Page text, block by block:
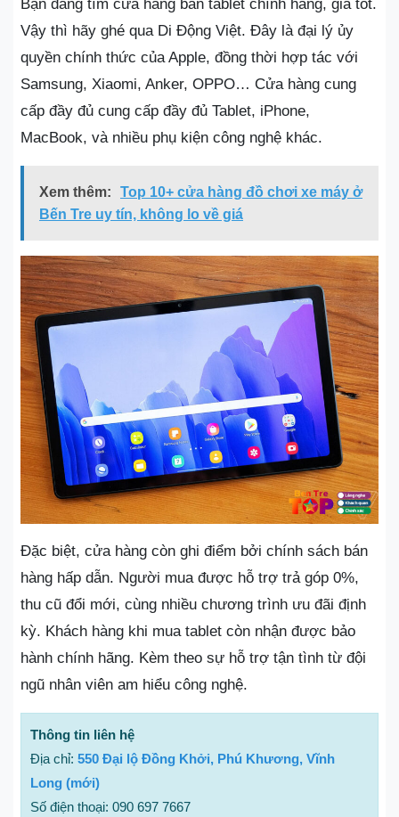
Bạn đang tìm cửa hàng bán tablet chính hãng, giá tốt.
Vậy thì hãy ghé qua Di Động Việt. Đây là đại lý ủy
quyền chính thức của Apple, đồng thời hợp tác với
Samsung, Xiaomi, Anker, OPPO… Cửa hàng cung
cấp đầy đủ cung cấp đầy đủ Tablet, iPhone,
MacBook, và nhiều phụ kiện công nghệ khác.
Xem thêm:
Top 10+ cửa hàng đồ chơi xe máy ở
Bến Tre uy tín, không lo về giá
Đặc biệt, cửa hàng còn ghi điểm bởi chính sách bán
hàng hấp dẫn. Người mua được hỗ trợ trả góp 0%,
thu cũ đổi mới, cùng nhiều chương trình ưu đãi định
kỳ. Khách hàng khi mua tablet còn nhận được bảo
hành chính hãng. Kèm theo sự hỗ trợ tận tình từ đội
ngũ nhân viên am hiểu công nghệ.
Thông tin liên hệ
Địa chỉ: 550 Đại lộ Đồng Khởi, Phú Khương, Vĩnh
Long (mới)
Số điện thoại: 090 697 7667